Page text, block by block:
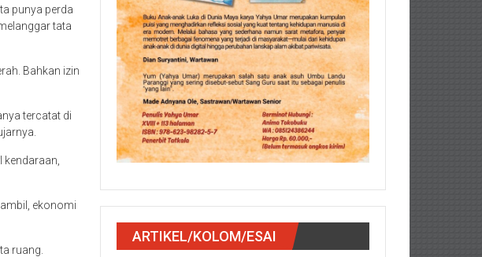
punya perda
tata
Bahkan izin
tercatat di
ekonomi
ruang.
ARTIKEL/KOLOM/ESAI